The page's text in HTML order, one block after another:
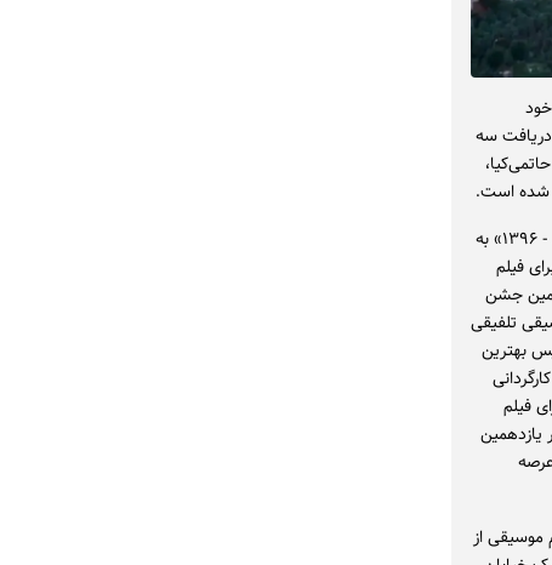
به دریافت سه
ابراهیم حاتمی‌کیا،
دریافت تندیس زرین بهترین موسیقی متن نوزدهمین جشن خانه سینما برای فیلم‌های «اروند - ۱۳۹۶» به
فیلم
جشن
موسیقی تلفیقی
ما در سال ۱۳۹۳، برنده تندیس بهترین
فیلم
یازدهمین
در عرصه
موسیقی از